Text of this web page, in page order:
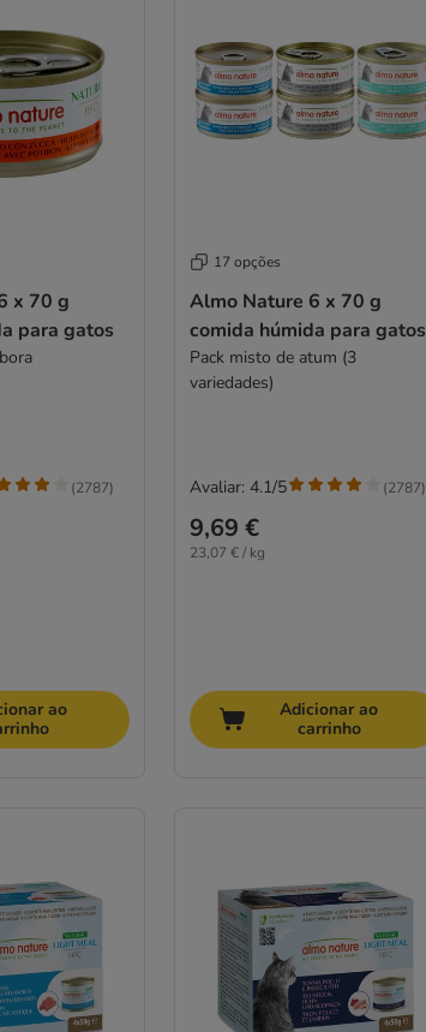
x 70 g
para gatos
(2787)
ao
17 opções
Almo Nature 6 x 70 g
comida húmida para gatos
Pack misto de atum (3
variedades)
9,69 €
23,07 € / kg
Avaliar: 4.1/5 (2787)
Adicionar ao
carrinho